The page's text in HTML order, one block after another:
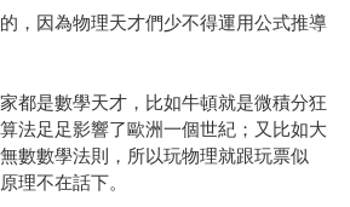
，因為物理天才們少不得運用公式推導
都是數學天才，比如牛頓就是微積分狂
法足足影響了歐洲一個世紀；又比如大
數數學法則，所以玩物理就跟玩票似
理不在話下。